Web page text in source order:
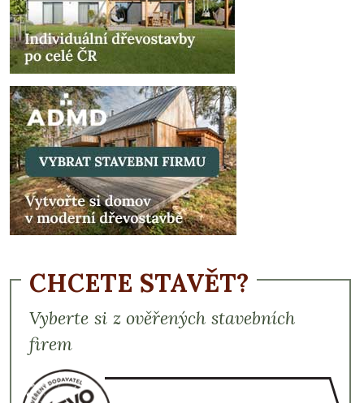
CHCETE STAVĚT?
Vyberte si z ověřených stavebních
firem